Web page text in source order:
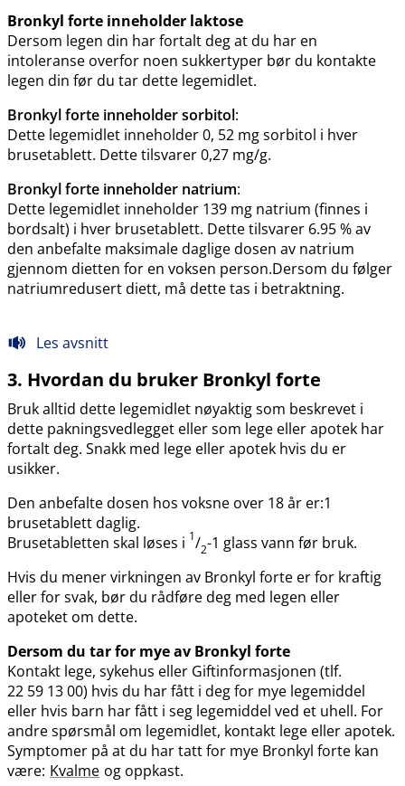
Bronkyl forte inneholder laktose
Dersom legen din har fortalt deg at du har en
intoleranse overfor noen sukkertyper bør du kontakte
legen din før du tar dette legemidlet.
Bronkyl forte inneholder sorbitol:
Dette legemidlet inneholder 0, 52 mg sorbitol i hver
brusetablett. Dette tilsvarer 0,27 mg​/​g.
Bronkyl forte inneholder natrium:
Dette legemidlet inneholder 139 mg natrium (finnes i
bordsalt) i hver brusetablett. Dette tilsvarer 6.95 % av
den anbefalte maksimale daglige dosen av natrium
gjennom dietten for en voksen person.Dersom du følger
natriumredusert diett, må dette tas i betraktning.
Les avsnitt
3. Hvordan du bruker Bronkyl forte
Bruk alltid dette legemidlet nøyaktig som beskrevet i
dette pakningsvedlegget eller som lege eller apotek har
fortalt deg. Snakk med lege eller apotek hvis du er
usikker.
Den anbefalte dosen hos voksne over 18 år er:1
brusetablett daglig.
Brusetabletten skal løses i 1/2-1 glass vann før bruk.
Hvis du mener virkningen av Bronkyl forte er for kraftig
eller for svak, bør du rådføre deg med legen eller
apoteket om dette.
Dersom du tar for mye av Bronkyl forte
Kontakt lege, sykehus eller Giftinformasjonen (tlf.
22 59 13 00) hvis du har fått i deg for mye legemiddel
eller hvis barn har fått i seg legemiddel ved et uhell. For
andre spørsmål om legemidlet, kontakt lege eller apotek.
Symptomer på at du har tatt for mye Bronkyl forte kan
være: Kvalme og oppkast.